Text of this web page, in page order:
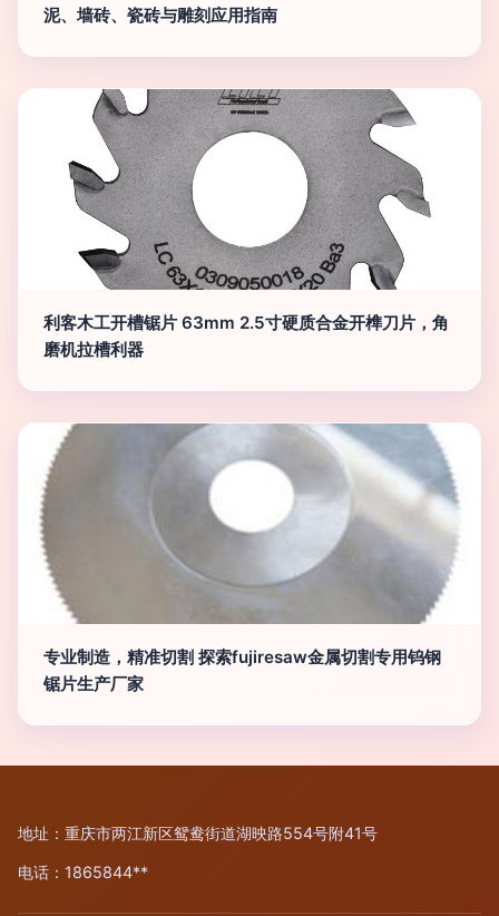
泥、墙砖、瓷砖与雕刻应用指南
利客木工开槽锯片 63mm 2.5寸硬质合金开榫刀片，角
磨机拉槽利器
专业制造，精准切割 探索fujiresaw金属切割专用钨钢
锯片生产厂家
地址：重庆市两江新区鸳鸯街道湖映路554号附41号
电话：1865844**